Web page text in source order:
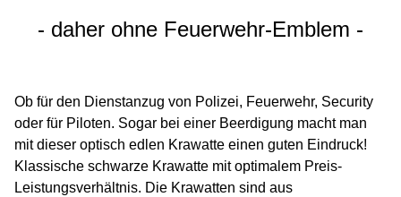
- daher ohne Feuerwehr-Emblem -
Ob für den Dienstanzug von Polizei, Feuerwehr, Security
oder für Piloten. Sogar bei einer Beerdigung macht man
mit dieser optisch edlen Krawatte einen guten Eindruck!
Klassische schwarze Krawatte mit optimalem Preis-
Leistungsverhältnis. Die Krawatten sind aus